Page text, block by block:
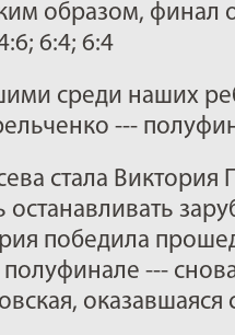
образом, финал
6:4; 6:4
среди наших
---
стала Виктория
останавливать
победила
---
оказавшаяся